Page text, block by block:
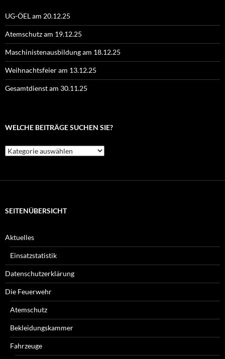
UG-ÖEL am 20.12.25
Atemschutz am 19.12.25
Maschinistenausbildung am 18.12.25
Weihnachtsfeier am 13.12.25
Gesamtdienst am 30.11.25
WELCHE BEITRÄGE SUCHEN SIE?
Welche
Beiträge
SEITENÜBERSICHT
Aktuelles
Einsatzstatistik
Datenschutzerklärung
Die Feuerwehr
Atemschutz
Bekleidungskammer
Fahrzeuge